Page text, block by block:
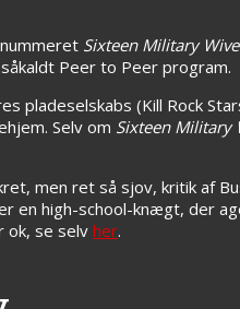
Sixteen Military
Peer to Peer program.
pladeselskabs (Kill Rock
Selv om Sixteen Military
men ret så sjov, kritik af
en high-school-knægt, der
ok, se selv her.